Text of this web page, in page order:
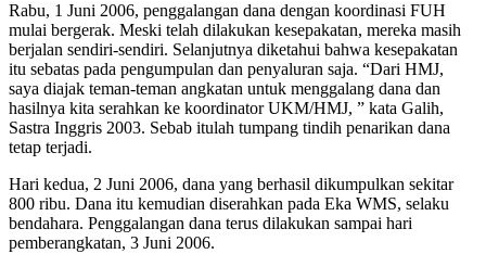
Rabu, 1 Juni 2006, penggalangan dana dengan koordinasi FUH
mulai bergerak. Meski telah dilakukan kesepakatan, mereka masih
berjalan sendiri-sendiri. Selanjutnya diketahui bahwa kesepakatan
itu sebatas pada pengumpulan dan penyaluran saja. “Dari HMJ,
saya diajak teman-teman angkatan untuk menggalang dana dan
hasilnya kita serahkan ke koordinator UKM/HMJ, ” kata Galih,
Sastra Inggris 2003. Sebab itulah tumpang tindih penarikan dana
tetap terjadi.
Hari kedua, 2 Juni 2006, dana yang berhasil dikumpulkan sekitar
800 ribu. Dana itu kemudian diserahkan pada Eka WMS, selaku
bendahara. Penggalangan dana terus dilakukan sampai hari
pemberangkatan, 3 Juni 2006.